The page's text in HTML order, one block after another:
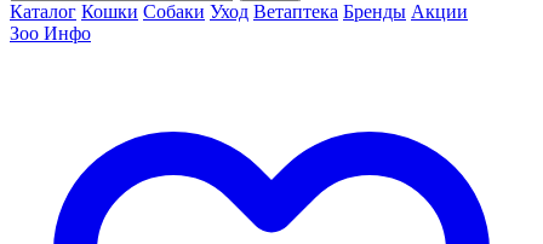
Каталог Кошки Собаки Уход Ветаптека Бренды Акции
Зоо Инфо